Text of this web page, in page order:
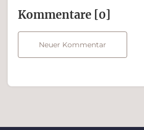
Kommen­tare [0]
Neuer Kommentar